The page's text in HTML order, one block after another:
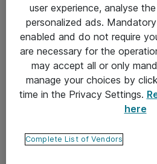
eShop Info
Takuu- ja huolto-ohjeet
Yleiset toimitusehdot
Yhteystiedot
user experience, analyse
personalized ads.
enabled and do not require
are necessary for the
may accept all or only
manage your choices by
time in the Privacy Settings.
here
Complete List of Vendors